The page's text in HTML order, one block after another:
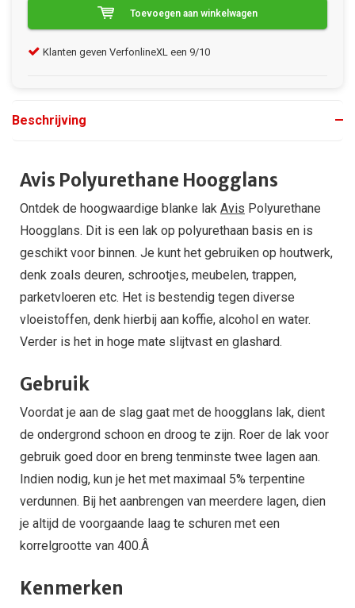
Toevoegen aan winkelwagen
Klanten geven VerfonlineXL een 9/10
Beschrijving
Avis Polyurethane Hoogglans
Ontdek de hoogwaardige blanke lak Avis Polyurethane
Hoogglans. Dit is een lak op polyurethaan basis en is
geschikt voor binnen. Je kunt het gebruiken op houtwerk,
denk zoals deuren, schrootjes, meubelen, trappen,
parketvloeren etc. Het is bestendig tegen diverse
vloeistoffen, denk hierbij aan koffie, alcohol en water.
Verder is het in hoge mate slijtvast en glashard.
Gebruik
Voordat je aan de slag gaat met de hoogglans lak, dient
de ondergrond schoon en droog te zijn. Roer de lak voor
gebruik goed door en breng tenminste twee lagen aan.
Indien nodig, kun je het met maximaal 5% terpentine
verdunnen. Bij het aanbrengen van meerdere lagen, dien
je altijd de voorgaande laag te schuren met een
korrelgrootte van 400.Â
Kenmerken